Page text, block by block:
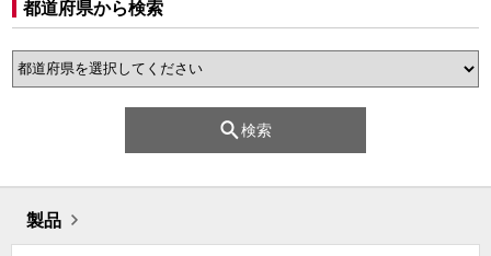
都道府県から検索
検索
製品